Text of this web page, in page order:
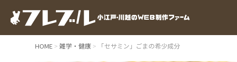
HOME 雑学・健康 「セサミン」ごまの希少成分